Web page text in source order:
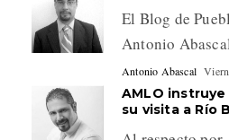
El Blog de
Antonio
Antonio Abascal
AMLO
su visita a Río